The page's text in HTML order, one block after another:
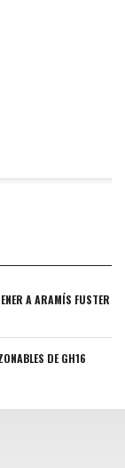
A ARAMÍS FUSTER
DE GH16